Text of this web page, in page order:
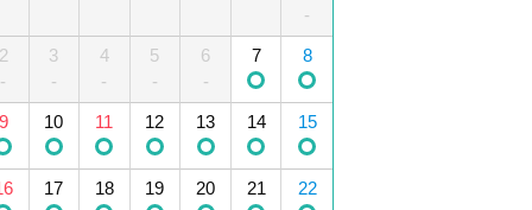
-
-
3
-
4
-
5
-
6
-
7 8
10 11 12 13 14 15
17 18 19 20 21 22
7 8 9 10 11 12
14 15 16 17 18 19
21 22 23 24 25 26